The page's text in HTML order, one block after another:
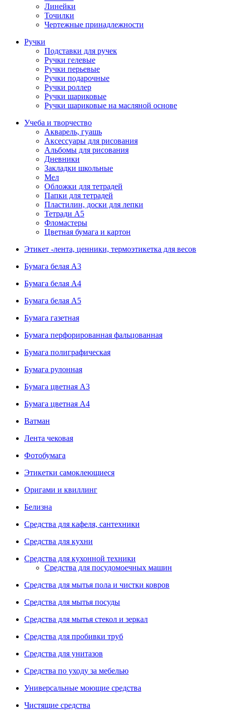
Линейки
Точилки
Чертежные принадлежности
Ручки
Подставки для ручек
Ручки гелевые
Ручки перьевые
Ручки подарочные
Ручки роллер
Ручки шариковые
Ручки шариковые на масляной основе
Учеба и творчество
Акварель, гуашь
Аксессуары для рисования
Альбомы для рисования
Дневники
Закладки школьные
Мел
Обложки для тетрадей
Папки для тетрадей
Пластилин, доски для лепки
Тетради А5
Фломастеры
Цветная бумага и картон
Этикет -лента, ценники, термоэтикетка для весов
Бумага белая А3
Бумага белая А4
Бумага белая А5
Бумага газетная
Бумага перфорированная фальцованная
Бумага полиграфическая
Бумага рулонная
Бумага цветная А3
Бумага цветная А4
Ватман
Лента чековая
Фотобумага
Этикетки самоклеющиеся
Оригами и квиллинг
Белизна
Средства для кафеля, сантехники
Средства для кухни
Средства для кухонной техники
Средства для посудомоечных машин
Средства для мытья пола и чистки ковров
Средства для мытья посуды
Средства для мытья стекол и зеркал
Средства для пробивки труб
Средства для унитазов
Средства по уходу за мебелью
Универсальные моющие средства
Чистящие средства